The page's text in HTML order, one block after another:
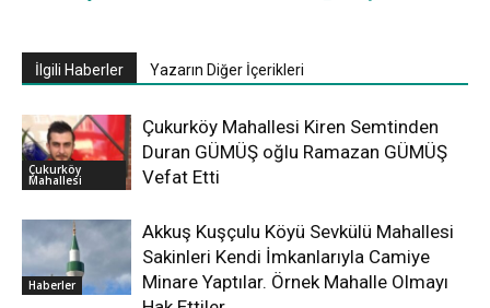
İlgili Haberler Yazarın Diğer İçerikleri
Çukurköy
Mahallesi
Çukurköy Mahallesi Kiren Semtinden
Duran GÜMÜŞ oğlu Ramazan GÜMÜŞ
Vefat Etti
Haberler
Akkuş Kuşçulu Köyü Sevkülü Mahallesi
Sakinleri Kendi İmkanlarıyla Camiye
Minare Yaptılar. Örnek Mahalle Olmayı